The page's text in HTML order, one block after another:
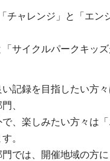
チャレンジ」と「エン
「サイクルパークキッ
記録を目指したい方々
、
、楽しみたい方々は「
。
門では、開催地域の方